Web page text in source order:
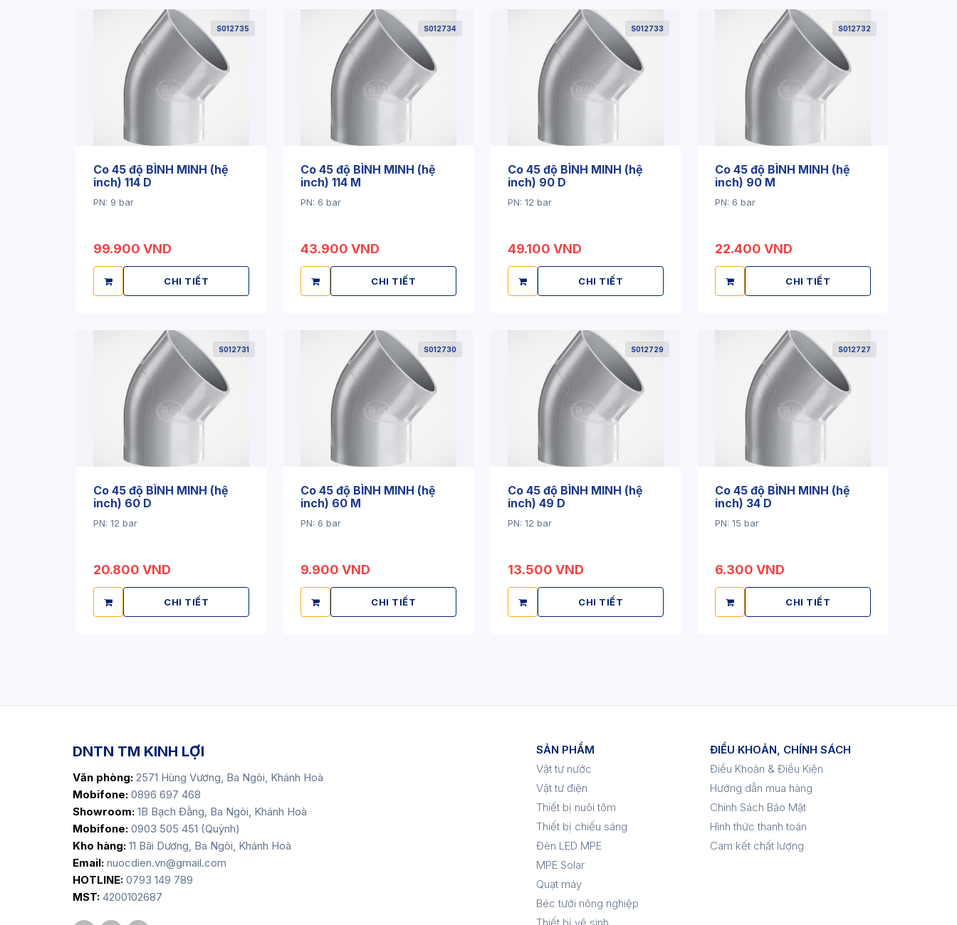
S012735
Co 45 độ BÌNH MINH (hệ
inch) 114 D
PN: 9 bar
99.900 VND
CHI TIẾT
S012734
Co 45 độ BÌNH MINH (hệ
inch) 114 M
PN: 6 bar
43.900 VND
CHI TIẾT
S012733
Co 45 độ BÌNH MINH (hệ
inch) 90 D
PN: 12 bar
49.100 VND
CHI TIẾT
S012732
Co 45 độ BÌNH MINH (hệ
inch) 90 M
PN: 6 bar
22.400 VND
CHI TIẾT
S012731
Co 45 độ BÌNH MINH (hệ
inch) 60 D
PN: 12 bar
20.800 VND
CHI TIẾT
S012730
Co 45 độ BÌNH MINH (hệ
inch) 60 M
PN: 6 bar
9.900 VND
CHI TIẾT
S012729
Co 45 độ BÌNH MINH (hệ
inch) 49 D
PN: 12 bar
13.500 VND
CHI TIẾT
S012727
Co 45 độ BÌNH MINH (hệ
inch) 34 D
PN: 15 bar
6.300 VND
CHI TIẾT
DNTN TM KINH LỢI
Văn phòng: 2571 Hùng Vương, Ba Ngòi, Khánh Hoà
Mobifone: 0896 697 468
Showroom: 1B Bạch Đằng, Ba Ngòi, Khánh Hoà
Mobifone: 0903 505 451 (Quỳnh)
Kho hàng: 11 Bãi Dương, Ba Ngòi, Khánh Hoà
Email: nuocdien.vn@gmail.com
HOTLINE: 0793 149 789
MST: 4200102687
SẢN PHẨM
Vật tư nước
Vật tư điện
Thiết bị nuôi tôm
Thiết bị chiếu sáng
Đèn LED MPE
MPE Solar
Quạt máy
Béc tưới nông nghiệp
ĐIỀU KHOẢN, CHÍNH SÁCH
Điều Khoản & Điều Kiện
Hướng dẫn mua hàng
Chính Sách Bảo Mật
Hình thức thanh toán
Cam kết chất lượng